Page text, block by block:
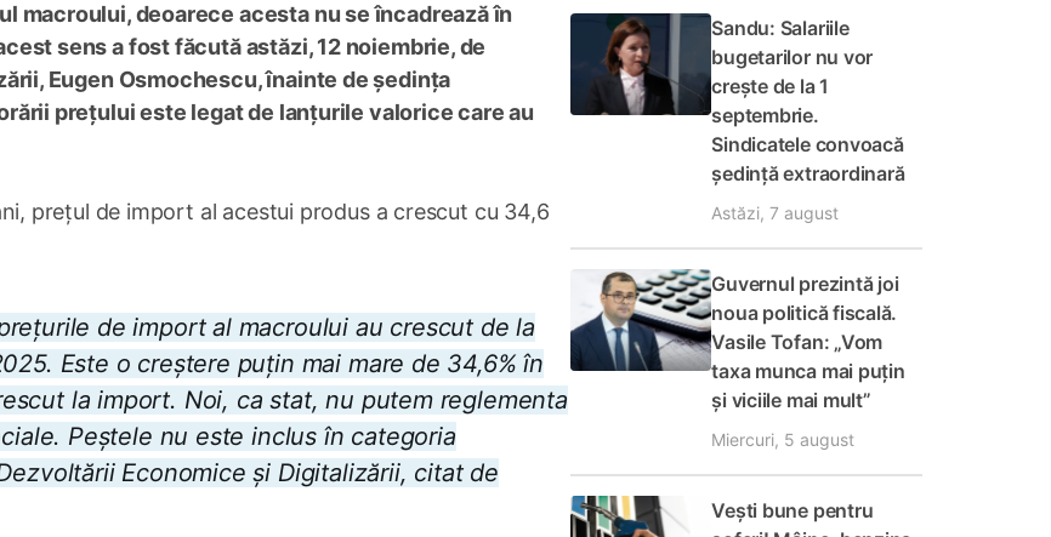
deoarece acesta nu se încadrează în
sens a fost făcută astăzi, 12 noiembrie, de
Eugen Osmochescu, înainte de ședința
prețului este legat de lanțurile valorice care au
prețul de import al acestui produs a crescut cu 34,6
de import al macroului au crescut de la
Este o creștere puțin mai mare de 34,6% în
la import. Noi, ca stat, nu putem reglementa
Peștele nu este inclus în categoria
Economice și Digitalizării, citat de
Sandu: Salariile
bugetarilor nu vor
crește de la 1
septembrie.
Sindicatele convoacă
ședință extraordinară
Astăzi, 7 august
Guvernul prezintă joi
noua politică fiscală.
Vasile Tofan: „Vom
taxa munca mai puțin
și viciile mai mult”
Miercuri, 5 august
Vești bune pentru